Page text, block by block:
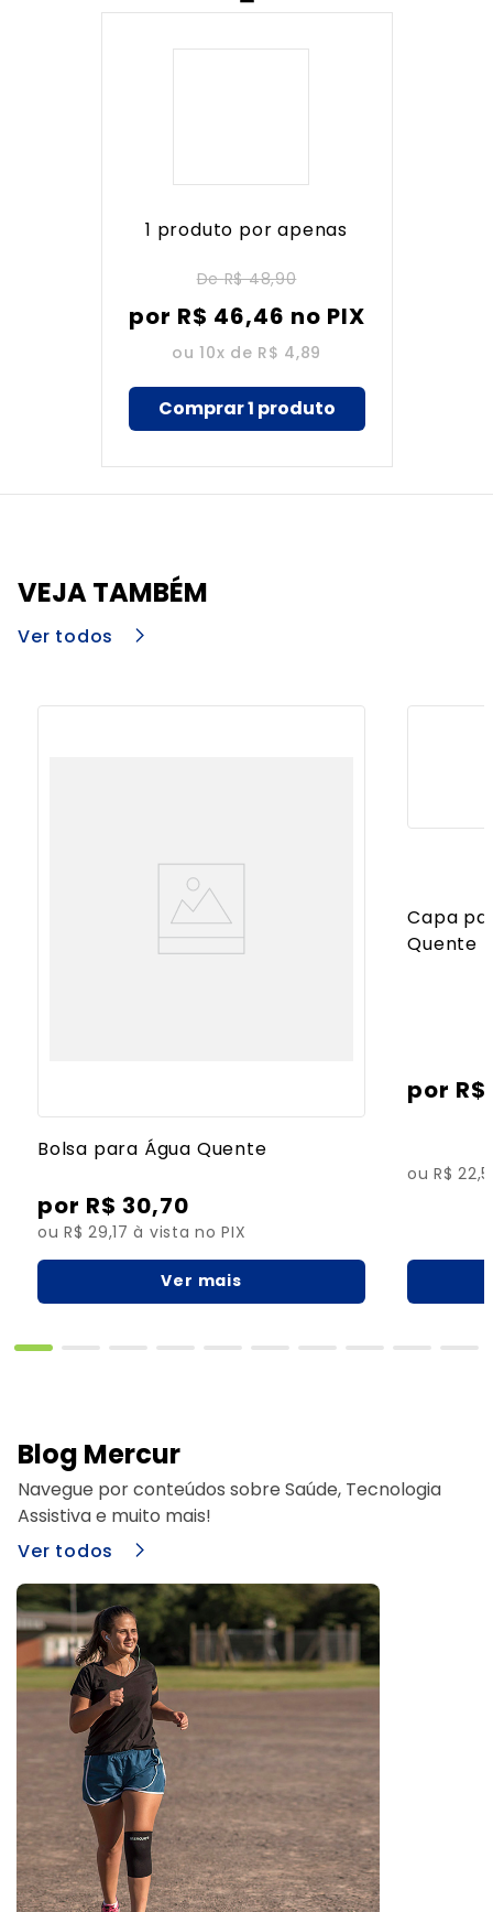
1 produto por apenas
De R$ 48,90
por R$ 46,46 no PIX
ou 10x de R$ 4,89
Comprar 1 produto
VEJA TAMBÉM
Ver todos
Bolsa para Água Quente
R$ 30,70
ou R$ 29,17 à vista no PIX
Ver mais
Capa
Quente
R$
ou R$
Blog Mercur
Navegue por conteúdos sobre Saúde, Tecnologia
Assistiva e muito mais!
Ver todos